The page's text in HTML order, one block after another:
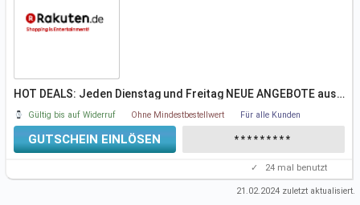
HOT DEALS: Jeden Dienstag und Freitag NEUE ANGEBOTE aus
den Kategorien
…
Gültig bis auf Widerruf Ohne Mindestbestellwert Für alle Kunden
GUTSCHEIN EINLÖSEN *********
✓ 24 mal benutzt
21.02.2024 zuletzt aktualisiert.